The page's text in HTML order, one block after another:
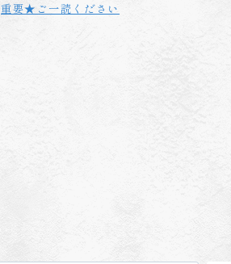
重要★ご一読ください